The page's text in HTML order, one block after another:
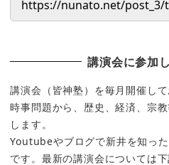
講演会に参加
講演会（皆神塾）を毎月開催して
時事問題から、歴史、経済、宗
します。
Youtubeやブログで新井を知っ
です。最新の講演会については